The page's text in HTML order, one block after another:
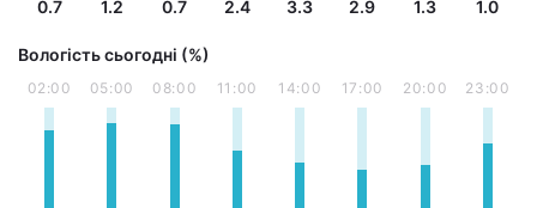
0.7 1.2 0.7 2.4 3.3 2.9 1.3 1.0
Вологість сьогодні (%)
02:00 05:00 08:00 11:00 14:00 17:00 20:00 23:00